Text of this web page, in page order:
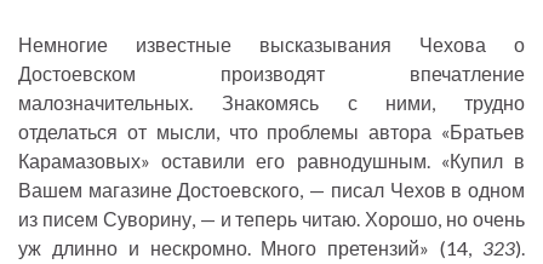
Немногие известные высказывания Чехова о
Достоевском производят впечатление
малозначительных. Знакомясь с ними, трудно
отделаться от мысли, что проблемы автора «Братьев
Карамазовых» оставили его равнодушным. «Купил в
Вашем магазине Достоевского, — писал Чехов в одном
из писем Суворину, — и теперь читаю. Хорошо, но очень
уж длинно и нескромно. Много претензий» (14, 323).